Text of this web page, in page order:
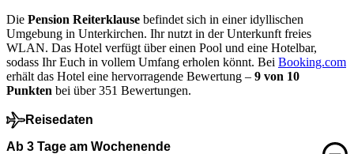
Die Pension Reiterklause befindet sich in einer idyllischen
Umgebung in Unterkirchen. Ihr nutzt in der Unterkunft freies
WLAN. Das Hotel verfügt über einen Pool und eine Hotelbar,
sodass Ihr Euch in vollem Umfang erholen könnt. Bei Booking.com
erhält das Hotel eine hervorragende Bewertung – 9 von 10
Punkten bei über 351 Bewertungen.
Reisedaten
Ab 3 Tage am Wochenende